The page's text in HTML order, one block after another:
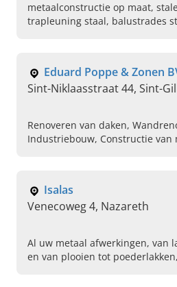
metaalconstructie op maat,
trapleuning staal, balustrades staal, stalen deuren op
Eduard Poppe & Zonen
Sint-Niklaasstraat 44, Sint-
Renoveren van daken,
Industriebouw, Constructie van
Isalas
Venecoweg 4, Nazareth
Al uw metaal afwerkingen, van
en van plooien tot